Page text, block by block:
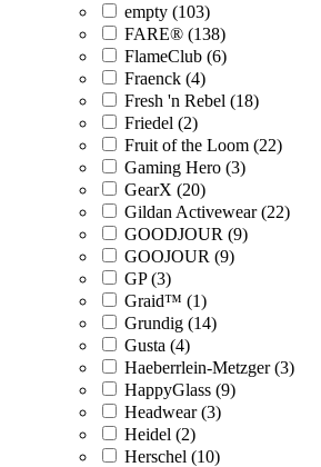
empty (103)
FARE® (138)
FlameClub (6)
Fraenck (4)
Fresh 'n Rebel (18)
Friedel (2)
Fruit of the Loom (22)
Gaming Hero (3)
GearX (20)
Gildan Activewear (22)
GOODJOUR (9)
GOOJOUR (9)
GP (3)
Graid™ (1)
Grundig (14)
Gusta (4)
Haeberrlein-Metzger (3)
HappyGlass (9)
Headwear (3)
Heidel (2)
Herschel (10)